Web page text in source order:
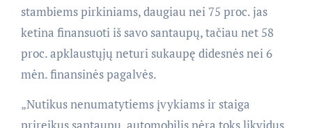
stambiems pirkiniams, daugiau nei 75 proc. jas
ketina finansuoti iš savo santaupų, tačiau net 58
proc. apklaustųjų neturi sukaupę didesnės nei 6
mėn. finansinės pagalvės.
„Nutikus nenumatytiems įvykiams ir staiga